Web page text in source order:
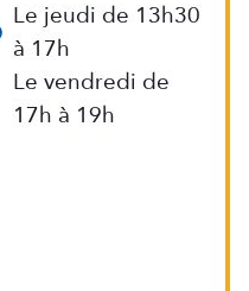
Le jeudi de 13h30
à 17h
Le vendredi de
17h à 19h